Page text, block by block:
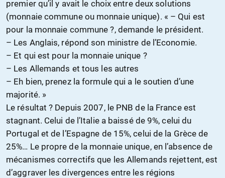
premier qu’il y avait le choix entre deux solutions
(monnaie commune ou monnaie unique). « – Qui est
pour la monnaie commune ?, demande le président.
– Les Anglais, répond son ministre de l’Economie.
– Et qui est pour la monnaie unique ?
– Les Allemands et tous les autres
– Eh bien, prenez la formule qui a le soutien d’une
majorité. »
Le résultat ? Depuis 2007, le PNB de la France est
stagnant. Celui de l’Italie a baissé de 9%, celui du
Portugal et de l’Espagne de 15%, celui de la Grèce de
25%… Le propre de la monnaie unique, en l’absence de
mécanismes correctifs que les Allemands rejettent, est
d’aggraver les divergences entre les régions